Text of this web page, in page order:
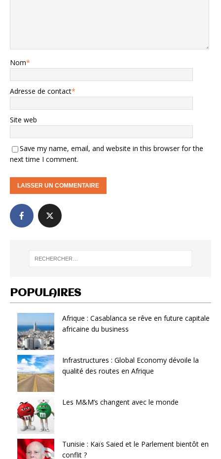
Nom*
Adresse de contact*
Site web
Save my name, email, and website in this browser for the
next time I comment.
POPULAIRES
Afrique : Casablanca se rêve en future capitale
africaine du business
Infrastructures : Global Economy dévoile la
qualité des routes en Afrique
Les M&M’s changent avec le monde
Tunisie : Kaïs Saied et le Parlement bientôt en
conflit ?